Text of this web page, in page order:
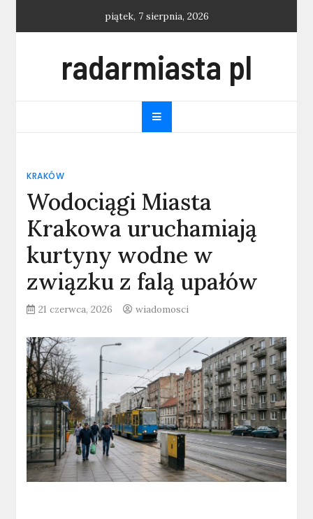
piątek, 7 sierpnia, 2026
radarmiasta pl
KRAKÓW
Wodociągi Miasta
Krakowa uruchamiają
kurtyny wodne w
związku z falą upałów
21 czerwca, 2026 wiadomosci